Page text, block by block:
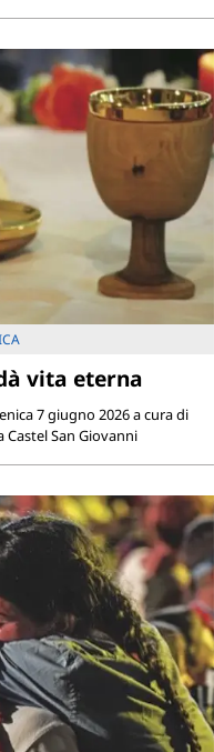
vita eterna
7 giugno 2026 a cura di
San Giovanni